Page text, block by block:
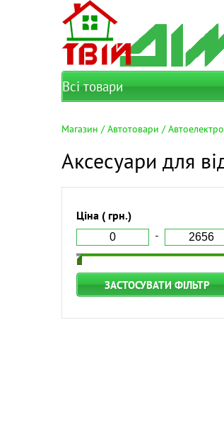
Всі товари
Магазин Автотовари
Аксесуари для
Ціна ( грн.)
ЗАСТОСУВАТИ ФІЛЬТР